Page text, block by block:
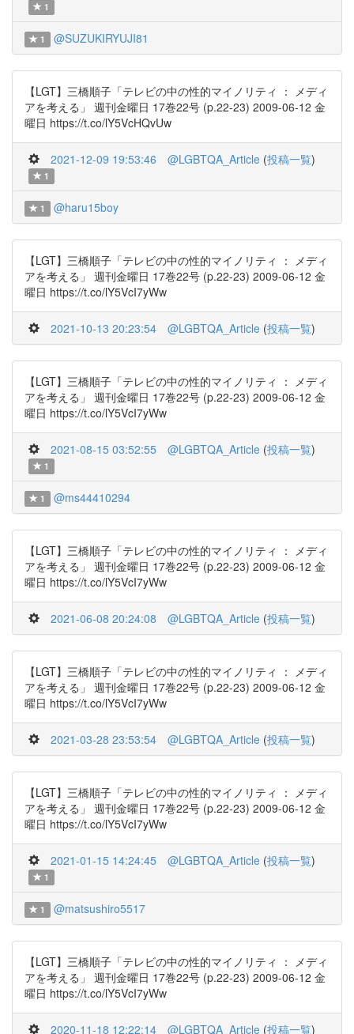
1
1 @SUZUKIRYUJI81
【LGT】三橋順子「テレビの中の性的マイノリティ ： メディ
アを考える」 週刊金曜日 17巻22号 (p.22-23) 2009-06-12 金
曜日 https://t.co/lY5VcHQvUw
2021-12-09 19:53:46 @LGBTQA_Article (投稿一覧)
1
1 @haru15boy
【LGT】三橋順子「テレビの中の性的マイノリティ ： メディ
アを考える」 週刊金曜日 17巻22号 (p.22-23) 2009-06-12 金
曜日 https://t.co/lY5VcI7yWw
2021-10-13 20:23:54 @LGBTQA_Article (投稿一覧)
【LGT】三橋順子「テレビの中の性的マイノリティ ： メディ
アを考える」 週刊金曜日 17巻22号 (p.22-23) 2009-06-12 金
曜日 https://t.co/lY5VcI7yWw
2021-08-15 03:52:55 @LGBTQA_Article (投稿一覧)
1
1 @ms44410294
【LGT】三橋順子「テレビの中の性的マイノリティ ： メディ
アを考える」 週刊金曜日 17巻22号 (p.22-23) 2009-06-12 金
曜日 https://t.co/lY5VcI7yWw
2021-06-08 20:24:08 @LGBTQA_Article (投稿一覧)
【LGT】三橋順子「テレビの中の性的マイノリティ ： メディ
アを考える」 週刊金曜日 17巻22号 (p.22-23) 2009-06-12 金
曜日 https://t.co/lY5VcI7yWw
2021-03-28 23:53:54 @LGBTQA_Article (投稿一覧)
【LGT】三橋順子「テレビの中の性的マイノリティ ： メディ
アを考える」 週刊金曜日 17巻22号 (p.22-23) 2009-06-12 金
曜日 https://t.co/lY5VcI7yWw
2021-01-15 14:24:45 @LGBTQA_Article (投稿一覧)
1
1 @matsushiro5517
【LGT】三橋順子「テレビの中の性的マイノリティ ： メディ
アを考える」 週刊金曜日 17巻22号 (p.22-23) 2009-06-12 金
曜日 https://t.co/lY5VcI7yWw
2020-11-18 12:22:14 @LGBTQA_Article (投稿一覧)